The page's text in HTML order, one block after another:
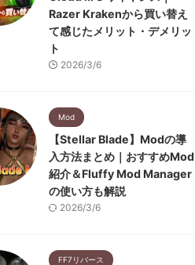
Razer Krakenから買い替え
て感じたメリット・デメリッ
ト
2026/3/6
Mod
【Stellar Blade】Modの導
入方法まとめ｜おすすめMod
紹介＆Fluffy Mod Manager
の使い方も解説
2026/3/6
FF7リバース